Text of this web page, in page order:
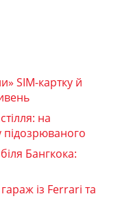
SIM-картку й
на
підозрюваного
Бангкока:
із Ferrari та